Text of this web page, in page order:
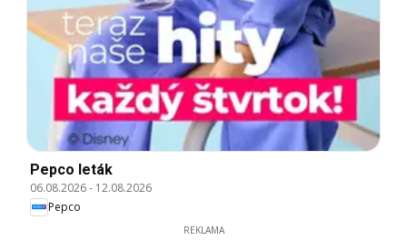
Pepco leták
06.08.2026- 12.08.2026
Pepco
REKLAMA